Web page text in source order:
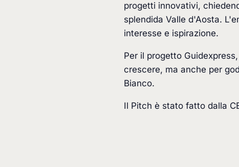
progetti innovativi,
splendida Valle d'Aosta.
interesse e ispirazione.
Per il progetto
crescere, ma anche per
Bianco.
Il Pitch è stato fatto dalla